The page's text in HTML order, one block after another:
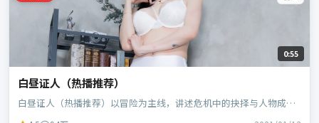
0:55
白昼证人（热播推荐）
白昼证人（热播推荐）以冒险为主线，讲述危机中的抉择与人物成